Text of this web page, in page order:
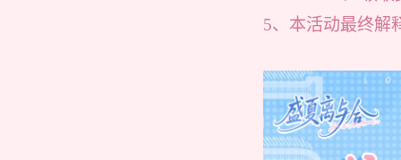
5、本活动最终解